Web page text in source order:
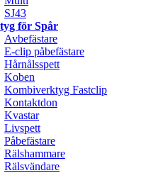
SJ43
för Spår
Avbefästare
E-clip påbefästare
Hårnålsspett
Koben
Kombiverktyg Fastclip
Kontaktdon
Kvastar
Livspett
Påbefästare
Rälshammare
Rälsvändare